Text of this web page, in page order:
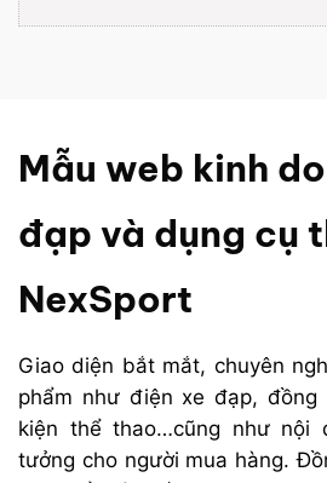
Mẫu web kinh
đạp và dụng cụ
NexSport
Giao diện bắt mắt, chuyên
phẩm như điện xe đạp, đồng
kiện thể thao…cũng như nội
tưởng cho người mua hàng.